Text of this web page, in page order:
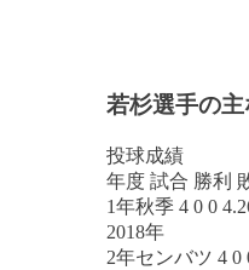
若杉選手の主
投球成績
年度 試合 勝利
1年秋季 4 0 0
2018年
2年センバツ 4 0